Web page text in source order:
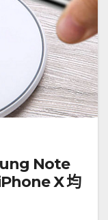
Note
X 均